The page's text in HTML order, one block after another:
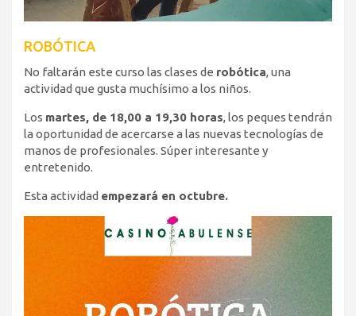
ROBÓTICA
No faltarán este curso las clases de robótica, una
actividad que gusta muchísimo a los niños.
Los martes, de 18,00 a 19,30 horas, los peques tendrán
la oportunidad de acercarse a las nuevas tecnologías de
manos de profesionales. Súper interesante y
entretenido.
Esta actividad empezará en octubre.